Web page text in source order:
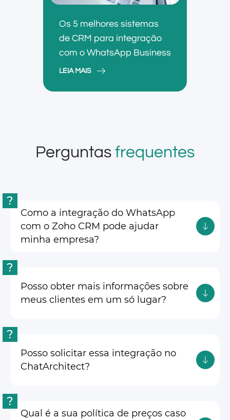
Os 5 melhores sistemas
de CRM para integração
com o WhatsApp Business
LEIA MAIS
Perguntas frequentes
?
Como a integração do WhatsApp
com o Zoho CRM pode ajudar
minha empresa?
?
Posso obter mais informações sobre
meus clientes em um só lugar?
?
Posso solicitar essa integração no
ChatArchitect?
?
Qual é a sua política de preços caso